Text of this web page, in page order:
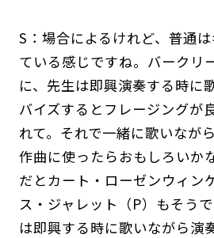
S：場合によるけれど、普通
ている感じですね。バークリ
に、先生は即興演奏する時に
バイズするとフレージングが
れて。それで一緒に歌いなが
作曲に使ったらおもしろいか
だとカート・ローゼンウィン
ス・ジャレット（P）もそう
は即興する時に歌いながら演